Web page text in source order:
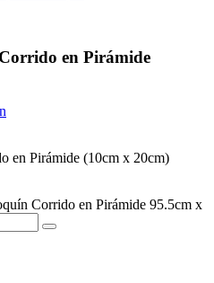
en Pirámide
en Pirámide (10cm x 20cm)
Corrido en Pirámide 95.5cm x